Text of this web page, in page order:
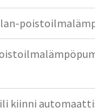
kiinni